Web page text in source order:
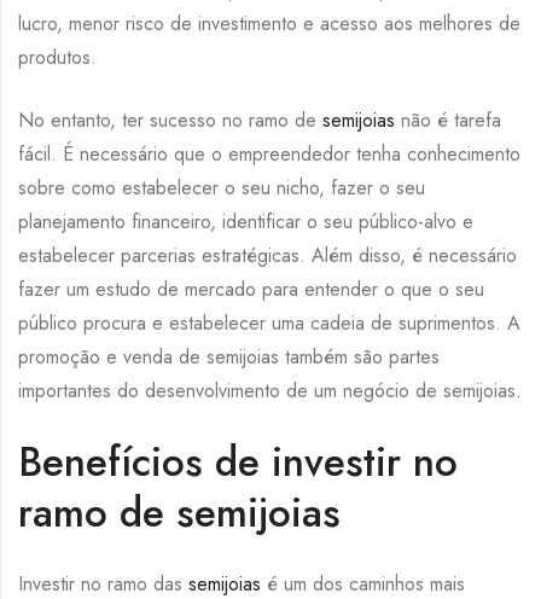
lucro, menor risco de investimento e acesso aos melhores de
produtos.
No entanto, ter sucesso no ramo de semijoias não é tarefa
fácil. É necessário que o empreendedor tenha conhecimento
sobre como estabelecer o seu nicho, fazer o seu
planejamento financeiro, identificar o seu público-alvo e
estabelecer parcerias estratégicas. Além disso, é necessário
fazer um estudo de mercado para entender o que o seu
público procura e estabelecer uma cadeia de suprimentos. A
promoção e venda de semijoias também são partes
importantes do desenvolvimento de um negócio de semijoias.
Benefícios de investir no
ramo de semijoias
Investir no ramo das semijoias é um dos caminhos mais